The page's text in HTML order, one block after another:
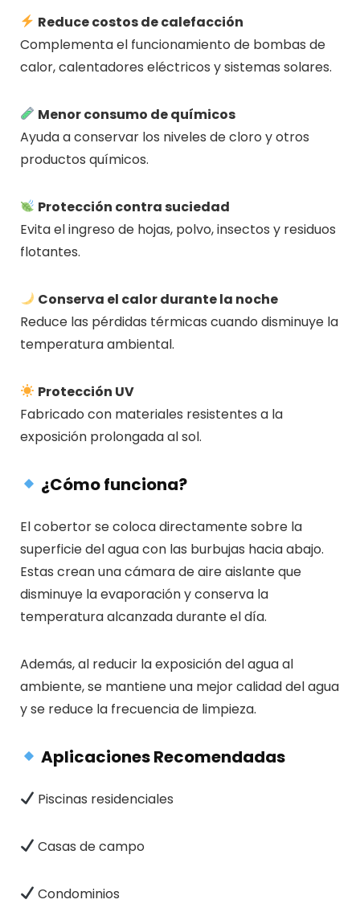
Reduce costos de calefacción
Complementa el funcionamiento de bombas de
calor, calentadores eléctricos y sistemas solares.
Menor consumo de químicos
Ayuda a conservar los niveles de cloro y otros
productos químicos.
Protección contra suciedad
Evita el ingreso de hojas, polvo, insectos y residuos
flotantes.
Conserva el calor durante la noche
Reduce las pérdidas térmicas cuando disminuye la
temperatura ambiental.
Protección UV
Fabricado con materiales resistentes a la
exposición prolongada al sol.
¿Cómo funciona?
El cobertor se coloca directamente sobre la
superficie del agua con las burbujas hacia abajo.
Estas crean una cámara de aire aislante que
disminuye la evaporación y conserva la
temperatura alcanzada durante el día.
Además, al reducir la exposición del agua al
ambiente, se mantiene una mejor calidad del agua
y se reduce la frecuencia de limpieza.
Aplicaciones Recomendadas
Piscinas residenciales
Casas de campo
Condominios